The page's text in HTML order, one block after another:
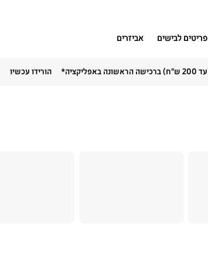
פריטים לבישים אביזרים
הורידו עכשיו